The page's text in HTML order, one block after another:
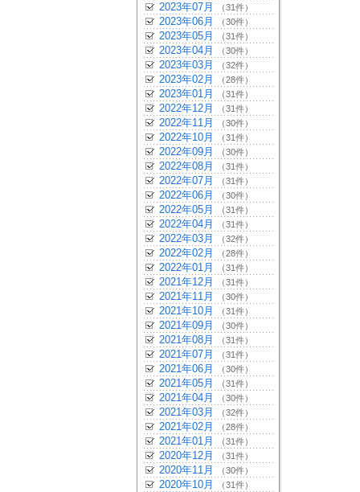
2023年07月 （31件）
2023年06月 （30件）
2023年05月 （31件）
2023年04月 （30件）
2023年03月 （32件）
2023年02月 （28件）
2023年01月 （31件）
2022年12月 （31件）
2022年11月 （30件）
2022年10月 （31件）
2022年09月 （30件）
2022年08月 （31件）
2022年07月 （31件）
2022年06月 （30件）
2022年05月 （31件）
2022年04月 （31件）
2022年03月 （32件）
2022年02月 （28件）
2022年01月 （31件）
2021年12月 （31件）
2021年11月 （30件）
2021年10月 （31件）
2021年09月 （30件）
2021年08月 （31件）
2021年07月 （31件）
2021年06月 （30件）
2021年05月 （31件）
2021年04月 （30件）
2021年03月 （32件）
2021年02月 （28件）
2021年01月 （31件）
2020年12月 （31件）
2020年11月 （30件）
2020年10月 （31件）